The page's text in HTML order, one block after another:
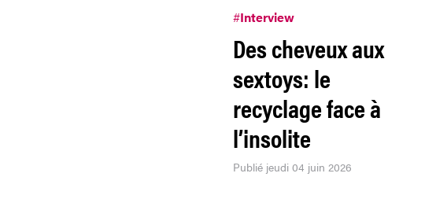
#Interview
Des cheveux aux
sextoys: le
recyclage face à
l’insolite
Publié jeudi 04 juin 2026